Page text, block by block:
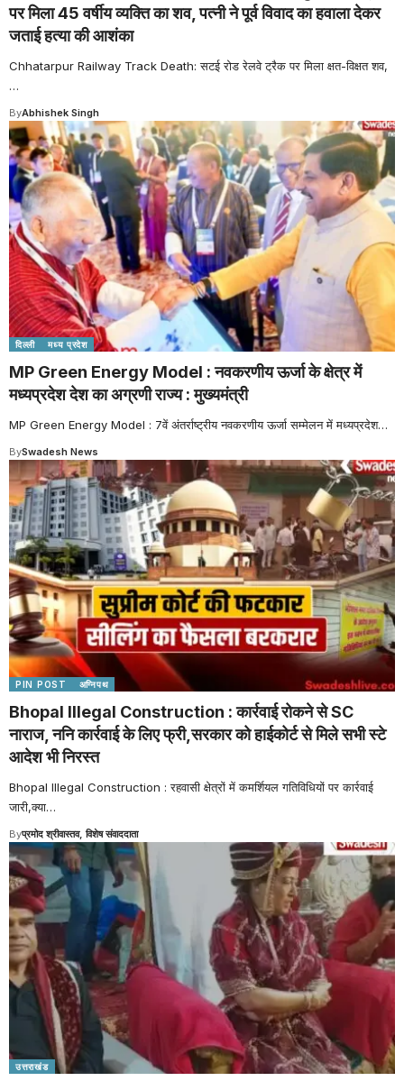
पर मिला 45 वर्षीय व्यक्ति का शव, पत्नी ने पूर्व विवाद का हवाला देकर
जताई हत्या की आशंका
Chhatarpur Railway Track Death: सटई रोड रेलवे ट्रैक पर मिला क्षत-विक्षत शव,
…
ByAbhishek Singh
दिल्ली मध्य प्रदेश
MP Green Energy Model : नवकरणीय ऊर्जा के क्षेत्र में
मध्यप्रदेश देश का अग्रणी राज्य : मुख्यमंत्री
MP Green Energy Model : 7वें अंतर्राष्ट्रीय नवकरणीय ऊर्जा सम्मेलन में मध्यप्रदेश…
BySwadesh News
PIN POST अग्निपथ
Bhopal Illegal Construction : कार्रवाई रोकने से SC
नाराज, ननि कार्रवाई के लिए फ्री,सरकार को हाईकोर्ट से मिले सभी स्टे
आदेश भी निरस्त
Bhopal Illegal Construction : रहवासी क्षेत्रों में कमर्शियल गतिविधियों पर कार्रवाई
जारी,क्या…
Byप्रमोद श्रीवास्तव, विशेष संवाददाता
उत्तराखंड